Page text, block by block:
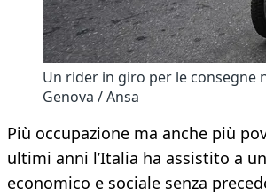
Un rider in giro per le consegne
Genova / Ansa
Più occupazione ma anche più
ultimi anni l’Italia ha assistito a
economico e sociale senza